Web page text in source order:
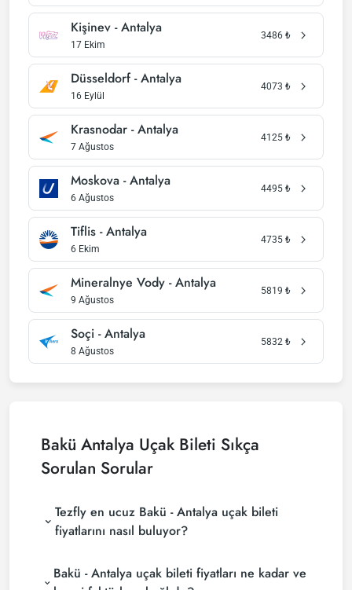
Kişinev - Antalya
17 Ekim
3486 ₺
Düsseldorf - Antalya
16 Eylül
4073 ₺
Krasnodar - Antalya
7 Ağustos
4125 ₺
Moskova - Antalya
6 Ağustos
4495 ₺
Tiflis - Antalya
6 Ekim
4735 ₺
Mineralnye Vody - Antalya
9 Ağustos
5819 ₺
Soçi - Antalya
8 Ağustos
5832 ₺
Bakü Antalya Uçak Bileti Sıkça
Sorulan Sorular
Tezfly en ucuz Bakü - Antalya uçak bileti
fiyatlarını nasıl buluyor?
bulmak için tur operatörleri, büyük rezervasyon
siteleri (konsolidatörler) ve yüzlerce havayolu
Bakü - Antalya uçak bileti fiyatları ne kadar ve